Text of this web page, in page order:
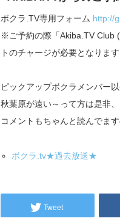
ボクラ.TV専用フォーム http://
※ご予約の際「Akiba.TV Club (
トのチャージが必要となります
ピックアップボクラメンバー
秋葉原が遠い～って方は是非
コメントもちゃんと読んでま
ボクラ.tv★過去放送★
Tweet